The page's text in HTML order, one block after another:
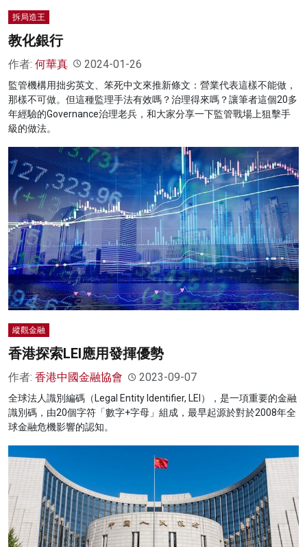
拆局造王
教化銀行
作者: 何華真 2024-01-26
監管機構用拙劣英文、笨死中文來推新條文：營業代表這樣不能做，
那樣不可做。但這種監理手法有效嗎？治理得來嗎？讓筆者這個20多
年經驗的Governance治理老兵，和大家分享一下監管戰場上狙擊手
級的做法。
縱觀金融
香港探索LEI應用發揮優勢
作者: 香港中國金融協會 2023-09-07
全球法人識別編碼（Legal Entity Identifier, LEI），是一項重要的金融
識別碼，由20個字符「數字+字母」組成，最早起源於對於2008年全
球金融危機影響的認知。